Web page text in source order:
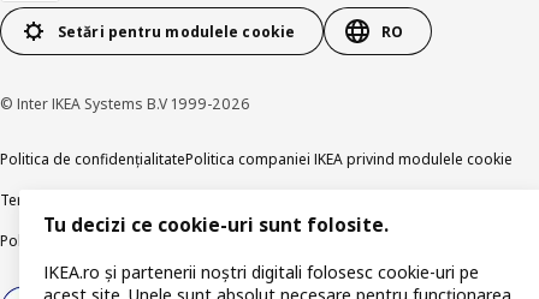
Setări pentru modulele cookie RO
© Inter IKEA Systems B.V 1999-2026
Politica de confidențialitatePolitica companiei IKEA privind modulele cookie
Termeni și Condiții
Politica de publicare responsabilă
Tu decizi ce cookie-uri sunt folosite.
IKEA.ro și partenerii noștri digitali folosesc cookie-uri pe